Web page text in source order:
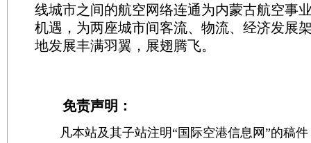
线城市之间的航空网络连通为内蒙古航空事
机遇，为两座城市间客流、物流、经济发展
地发展丰满羽翼，展翅腾飞。
免责声明：
凡本站及其子站注明“国际空港信息网”的稿件